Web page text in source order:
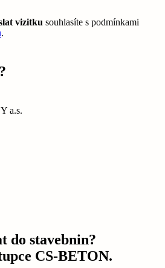
vizitku souhlasíte s podmínkami
.
a.s.
do stavebnin?
CS-BETON.